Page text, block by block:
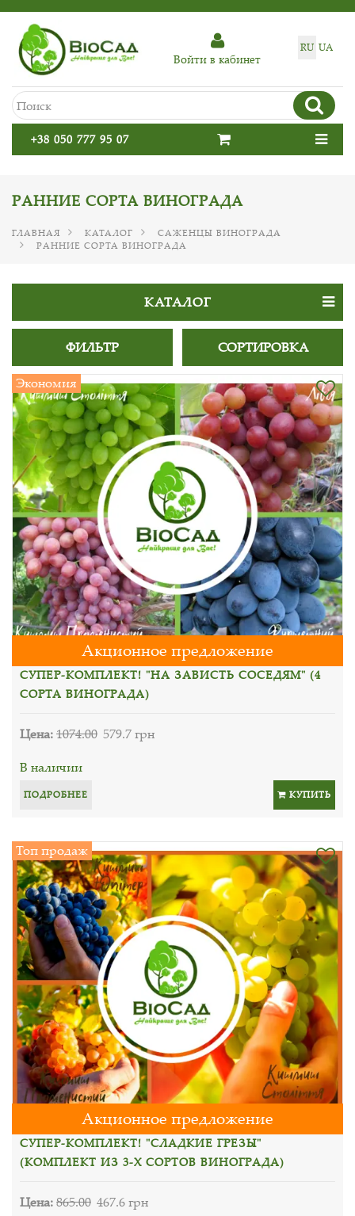
RU UA
Войти в кабинет
+38 050 777 95 07
РАННИЕ СОРТА ВИНОГРАДА
ГЛАВНАЯ КАТАЛОГ
САЖЕНЦЫ ВИНОГРАДА
РАННИЕ СОРТА ВИНОГРАДА
КАТАЛОГ
ФИЛЬТР СОРТИРОВКА
Экономия
Акционное предложение
СУПЕР-КОМПЛЕКТ! "НА ЗАВИСТЬ СОСЕДЯМ" (4
СОРТА ВИНОГРАДА)
Цена:1074.00 579.7 грн
В наличии
ПОДРОБНЕЕ КУПИТЬ
Топ продаж
Акционное предложение
СУПЕР-КОМПЛЕКТ! "СЛАДКИЕ ГРЕЗЫ"
(КОМПЛЕКТ ИЗ 3-Х СОРТОВ ВИНОГРАДА)
Цена:865.00 467.6 грн